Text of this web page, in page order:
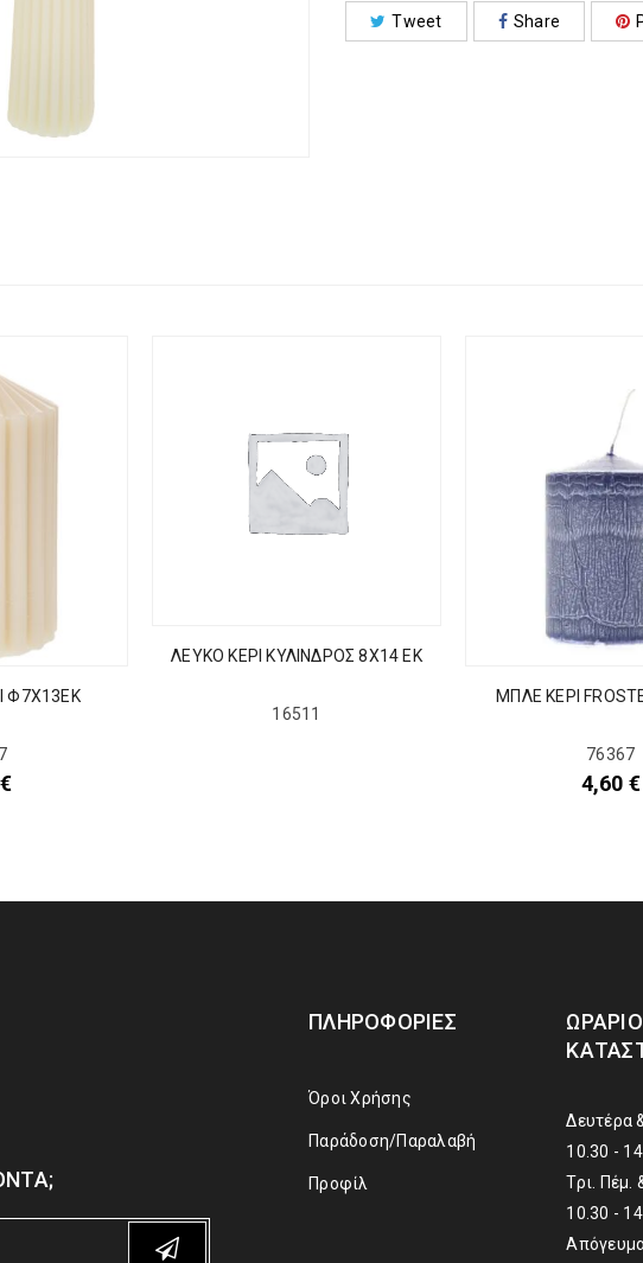
Tweet Share
Φ7Χ13ΕΚ
€
ΛΕΥΚΟ ΚΕΡΙ ΚΥΛΙΝΔΡΟΣ 8Χ14 ΕΚ
16511
ΜΠΛΕ ΚΕΡΙ
76367
4,60 €
ΠΛΗΡΟΦΟΡΊΕΣ
Όροι Χρήσης
Παράδοση/Παραλαβή
Προφίλ
ΩΡΆΡΙΟ
Δευτέρα
10.30 -
Τρι. Πέμ.
10.30 -